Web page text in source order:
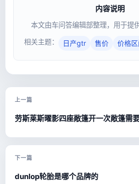
内容说明
本文由车问答编辑部整理，用于提
相关主题：
日产gtr 售价 价格区
上一篇
劳斯莱斯曜影四座敞篷开一次敞篷需
下一篇
dunlop轮胎是哪个品牌的